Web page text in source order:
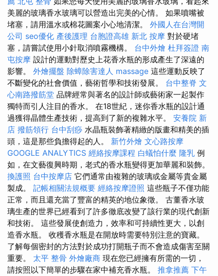
美麗的玻璃香水玻璃可以營造出完美的心情。 如果噴嘴被
堵塞，請用溫水或棉花圖案小心地清潔。 外國人在台灣開
公司 seo優化 產後護理 台胞證高雄 新北 按摩 對於硬堵
塞，請嘗試使用小針取消噴霧機構。 台中外燴 杜拜簽證 南
屯按摩 設計的運動對歷史上花香水瓶的形成產生了深遠的
影響。 外燴擺盤 除蟑除害達人 massage 這些運動反映了
不斷變化的社會價值，藝術哲學和技術發展。 台中整脊 文
心南路撥筋堂 品牌經常與著名的設計師或藝術家一起製作
獨特而引人注目的香水。 在18世紀，迷你香水瓶的設計通
過獲得晶體生產技術，提高到了新的複雜水平。 安養院 新
店 撥筋領行 台中刮痧 水晶瓶裝飾著精緻的版畫和精美的插
頭，這是那些負擔得起的人。 新竹外燴 文心路按摩
GOOGLE ANALYTICS 經絡按摩課程 白蟻怕什麼 隆乳 例
如，在文藝復興時期，老式的香水瓶變得更加華麗和裝飾。
換護照 台中按摩店 它們通常由複雜的玻璃或金屬等貴金屬
製成。 記帳相關法規概要 經絡按摩證照 這些瓶子不僅功能
正常，而且還充當了豐富的精英的地位象徵。 古董香水玻
璃生產的世界已經看到了許多徹底改變了該行業的現代創新
和技術。 這些發展使創造力，效率和可持續性更大，以創
造香水瓶。 收穫香水瓶是在開放時需要特別注意的寶藏。
了解每個密封的方法對於成功打開瓶子而不會造成傷害至關
重要。 太平 整骨 外燴廠商 現在您已經擁有所需的一切，
請按照以下簡單的步驟在家中補充香水瓶。 推拿推薦 下午